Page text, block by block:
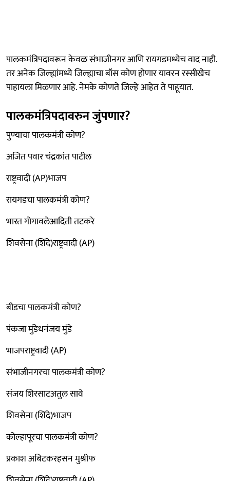
पालकमंत्रिपदावरून केवळ संभाजीनगर आणि रायगडमध्येच वाद नाही.
तर अनेक जिल्ह्यांमध्ये जिल्ह्याचा बॉस कोण होणार यावरन रस्सीखेच
पाहायला मिळणार आहे. नेमके कोणते जिल्हे आहेत ते पाहूयात.
पालकमंत्रिपदावरुन जुंपणार?
पुण्याचा पालकमंत्री कोण?
अजित पवार चंद्रकांत पाटील
राष्ट्रवादी (AP)भाजप
रायगडचा पालकमंत्री कोण?
भारत गोगावलेआदिती तटकरे
शिवसेना (शिंदे)राष्ट्रवादी (AP)
बीडचा पालकमंत्री कोण?
पंकजा मुंडेधनंजय मुंडे
भाजपराष्ट्रवादी (AP)
संभाजीनगरचा पालकमंत्री कोण?
संजय शिरसाटअतुल सावे
शिवसेना (शिंदे)भाजप
कोल्हापूरचा पालकमंत्री कोण?
प्रकाश अबिटकरहसन मुश्रीफ